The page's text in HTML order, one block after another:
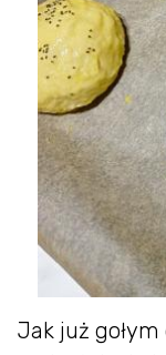
Jak już